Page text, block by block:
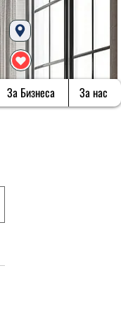
За Бизнеса За нас